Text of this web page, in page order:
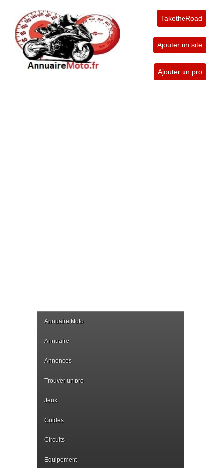
TaketheRoad
Ajouter un site
Ajouter un pro
Annuaire Moto
Annuaire
Annonces
Trouver un pro
Jeux
Guides
Circuits
Equipement